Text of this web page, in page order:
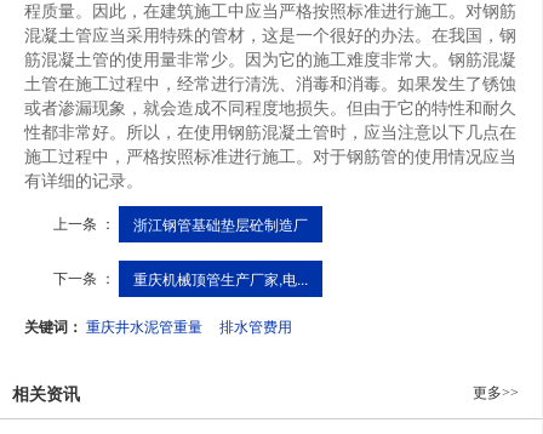
程质量。因此，在建筑施工中应当严格按照标准进行施工。对钢筋
混凝土管应当采用特殊的管材，这是一个很好的办法。在我国，钢
筋混凝土管的使用量非常少。因为它的施工难度非常大。钢筋混凝
土管在施工过程中，经常进行清洗、消毒和消毒。如果发生了锈蚀
或者渗漏现象，就会造成不同程度地损失。但由于它的特性和耐久
性都非常好。所以，在使用钢筋混凝土管时，应当注意以下几点在
施工过程中，严格按照标准进行施工。对于钢筋管的使用情况应当
有详细的记录。
上一条 ： 浙江钢管基础垫层砼制造厂
下一条 ： 重庆机械顶管生产厂家,电...
关键词： 重庆井水泥管重量 排水管费用
相关资讯 更多>>